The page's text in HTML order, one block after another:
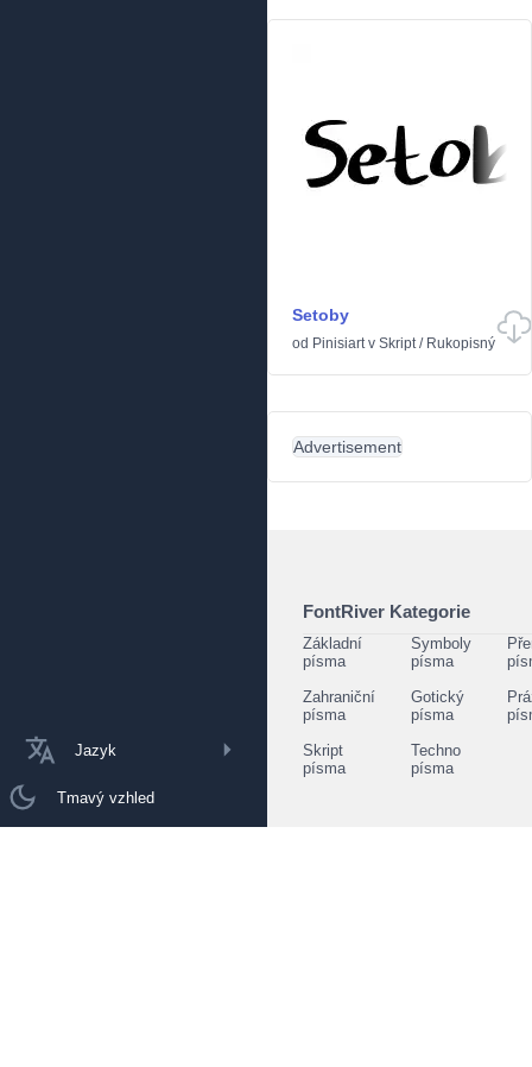
Jazyk
Tmavý vzhled
Setoby
od Pinisiartv Skript/ Rukopisný
Advertisement
FontRiver Kategorie
Základní
písma
Symboly
písma
Zahraniční
písma
Gotický
písma
Skript
písma
Techno
písma